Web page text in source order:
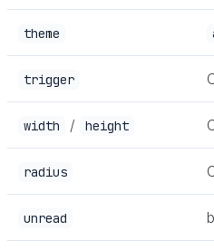
theme
trigger
width / height
radius
unread